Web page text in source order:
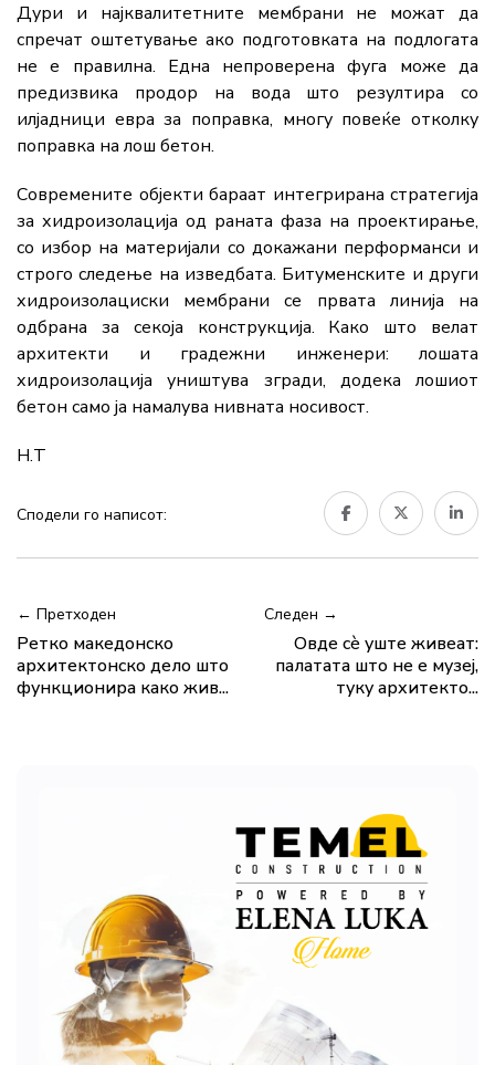
Дури и најквалитетните мембрани не можат да
спречат оштетување ако подготовката на подлогата
не е правилна. Една непроверена фуга може да
предизвика продор на вода што резултира со
илјадници евра за поправка, многу повеќе отколку
поправка на лош бетон.
Современите објекти бараат интегрирана стратегија
за хидроизолација од раната фаза на проектирање,
со избор на материјали со докажани перформанси и
строго следење на изведбата. Битуменските и други
хидроизолациски мембрани се првата линија на
одбрана за секоја конструкција. Како што велат
архитекти и градежни инженери: лошата
хидроизолација уништува згради, додека лошиот
бетон само ја намалува нивната носивост.
Н.Т
Сподели го написот:
← Претходен
Ретко македонско
архитектонско дело што
функционира како жив...
Следен →
Овде сè уште живеат:
палатата што не е музеј,
туку архитекто...